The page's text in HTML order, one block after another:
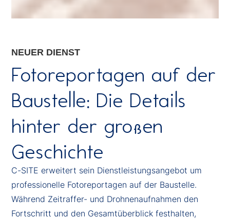
NEUER DIENST
Fotoreportagen auf der
Baustelle: Die Details
hinter der großen
Geschichte
C-SITE erweitert sein Dienstleistungsangebot um
professionelle Fotoreportagen auf der Baustelle.
Während Zeitraffer- und Drohnenaufnahmen den
Fortschritt und den Gesamtüberblick festhalten,